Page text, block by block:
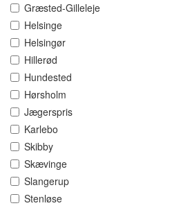
Græsted-Gilleleje
Helsinge
Helsingør
Hillerød
Hundested
Hørsholm
Jægerspris
Karlebo
Skibby
Skævinge
Slangerup
Stenløse